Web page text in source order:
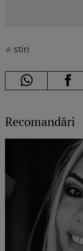
stiri
Recomandări